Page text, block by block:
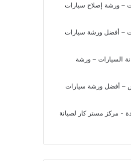
– ورشة إصلاح سيارات
– أفضل ورشة سيارات
السيارات – ورشة
– أفضل ورشة سيارات
- مركز مستر كار لصيانة